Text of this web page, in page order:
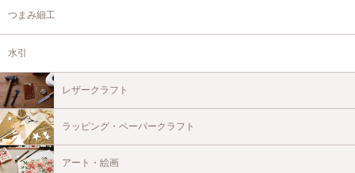
つまみ細工
水引
レザークラフト
ラッピング・ペーパークラフト
アート・絵画